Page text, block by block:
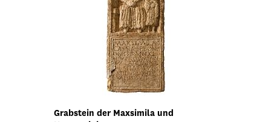
Grabstein der Maxsimila und